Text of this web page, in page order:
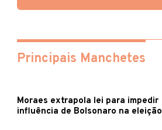
Principais Manchetes
Moraes extrapola lei para impedir
influência de Bolsonaro na eleição